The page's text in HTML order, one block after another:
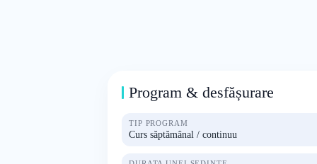
Program & desfășurare
TIP PROGRAM
Curs săptămânal / continuu